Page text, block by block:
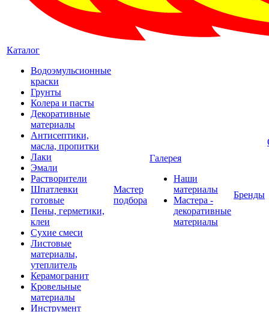
Каталог
Водоэмульсионные
краски
Грунты
Колера и пасты
Декоративные
материалы
Антисептики,
масла, пропитки
Лаки
Эмали
Растворители
Шпатлевки
готовые
Пены, герметики,
клеи
Сухие смеси
Листовые
материалы,
утеплитель
Керамогранит
Кровельные
материалы
Инструмент
Мастер
подбора
Галерея
Наши
материалы
Мастера -
декоративные
материалы
Бренды